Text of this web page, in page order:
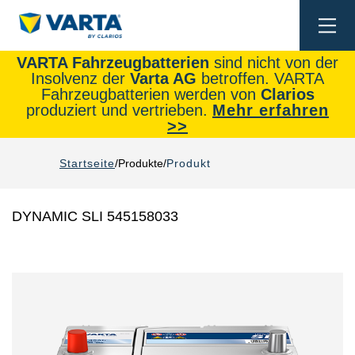
VARTA Fahrzeugbatterien sind nicht von der
Insolvenz der Varta AG betroffen. VARTA
Fahrzeugbatterien werden von Clarios
produziert und vertrieben. Mehr erfahren
>>
Startseite Produkte Produkt
DYNAMIC SLI 545158033